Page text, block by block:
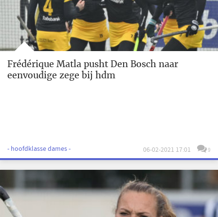
Frédérique Matla pusht Den Bosch naar
eenvoudige zege bij hdm
- hoofdklasse dames - 06-02-2021 17:01 9